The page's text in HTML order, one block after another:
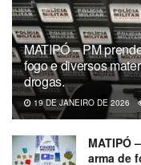
MATIPÓ – PM
fogo e diversos
drogas.
19 DE JANEIRO DE 2026
MATIPÓ
arma de